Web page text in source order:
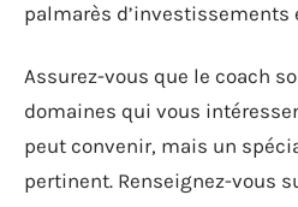
palmarès d’investissements
Assurez-vous que le coach
domaines qui vous
peut convenir, mais un
pertinent. Renseignez-vous